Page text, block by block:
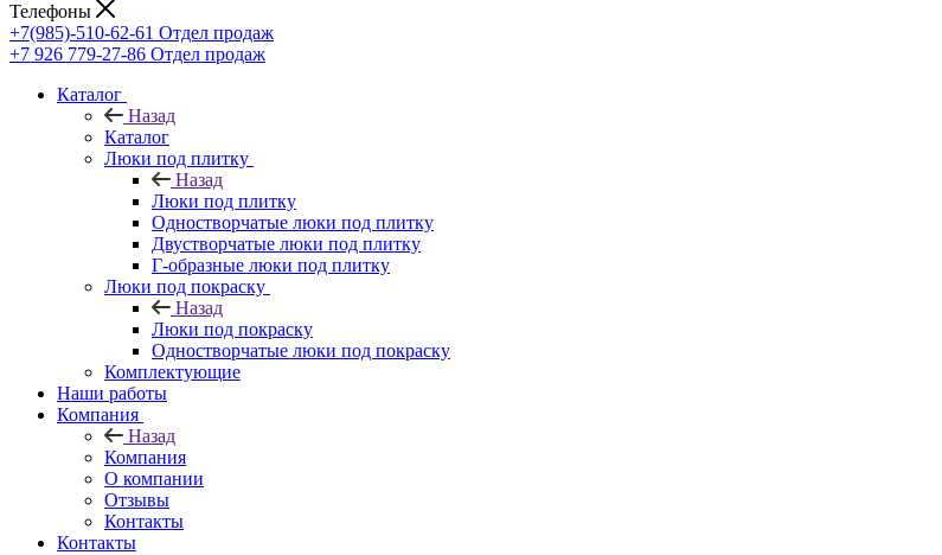
Телефоны
+7(985)-510-62-61 Отдел продаж
‪+7 926 779-27-86‬ Отдел продаж
Каталог
Назад
Каталог
Люки под плитку
Назад
Люки под плитку
Одностворчатые люки под плитку
Двустворчатые люки под плитку
Г-образные люки под плитку
Люки под покраску
Назад
Люки под покраску
Одностворчатые люки под покраску
Комплектующие
Наши работы
Компания
Назад
Компания
О компании
Отзывы
Контакты
Контакты